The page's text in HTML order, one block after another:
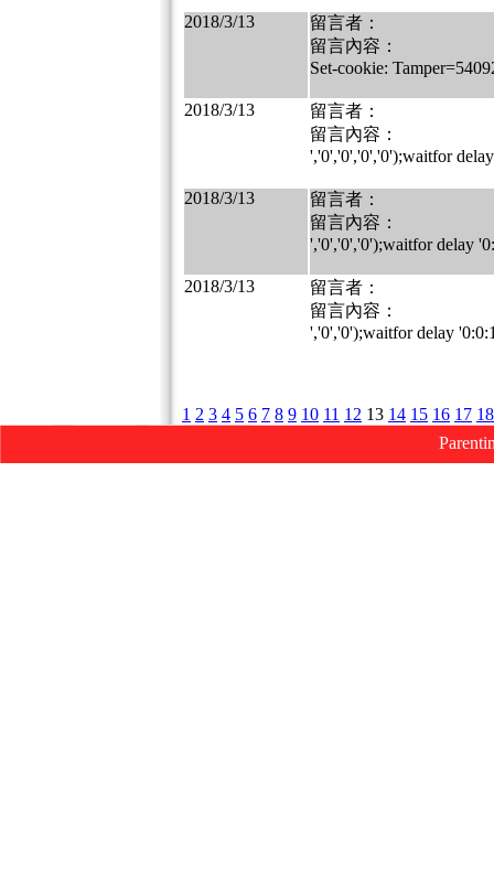
2018/3/13
留言者：
留言內容：
Set-cookie:
2018/3/13
留言者：
留言內容：
','0','0','0','0');waitfor
2018/3/13
留言者：
留言內容：
','0','0','0');waitfor delay
2018/3/13
留言者：
留言內容：
','0','0');waitfor delay
1 2 3 4 5 6 7 8 9 10 11 12 13 14 15 16 17 18